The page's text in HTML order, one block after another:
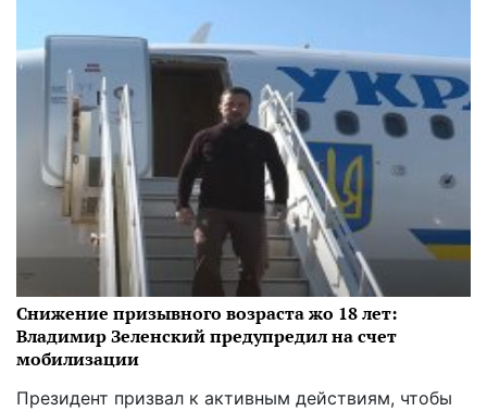
Снижение призывного возраста жо 18 лет:
Владимир Зеленский предупредил на счет
мобилизации
Президент призвал к активным действиям, чтобы